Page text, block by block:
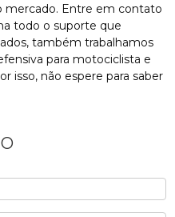
mercado. Entre em contato
todo o suporte que
também trabalhamos
para motociclista e
isso, não espere para saber